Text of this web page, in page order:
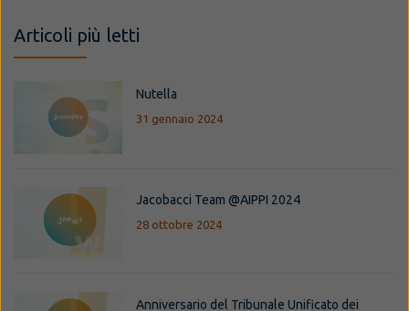
Articoli più letti
Nutella
31 gennaio 2024
Jacobacci Team @AIPPI 2024
28 ottobre 2024
Anniversario del Tribunale Unificato dei